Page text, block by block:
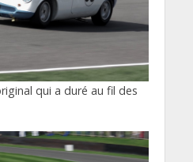
qui a duré au fil des